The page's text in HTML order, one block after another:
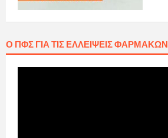
Ο ΠΦΣ ΓΙΑ ΤΙΣ ΕΛΛΕΊΨΕΙΣ ΦΑΡΜΆΚΩΝ